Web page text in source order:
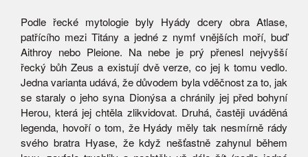
Podle řecké mytologie byly Hyády dcery obra Atlase,
patřícího mezi Titány a jedné z nymf vnějších moří, buď
Aithroy nebo Pleione. Na nebe je prý přenesl nejvyšší
řecký bůh Zeus a existují dvě verze, co jej k tomu vedlo.
Jedna varianta udává, že důvodem byla vděčnost za to, jak
se staraly o jeho syna Dionýsa a chránily jej před bohyní
Herou, která jej chtěla zlikvidovat. Druhá, častěji uváděná
legenda, hovoří o tom, že Hyády měly tak nesmírně rády
svého bratra Hyase, že když nešťastně zahynul během